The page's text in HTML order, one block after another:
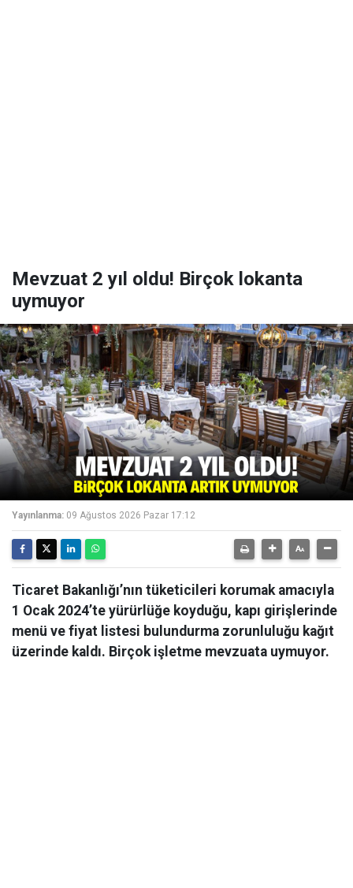
Mevzuat 2 yıl oldu! Birçok lokanta
uymuyor
Yayınlanma: 09 Ağustos 2026 Pazar 17:12
Ticaret Bakanlığı’nın tüketicileri korumak amacıyla
1 Ocak 2024’te yürürlüğe koyduğu, kapı girişlerinde
menü ve fiyat listesi bulundurma zorunluluğu kağıt
üzerinde kaldı. Birçok işletme mevzuata uymuyor.